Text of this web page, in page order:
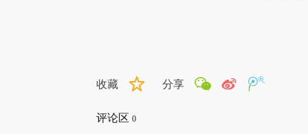
收藏 分享
评论区 0